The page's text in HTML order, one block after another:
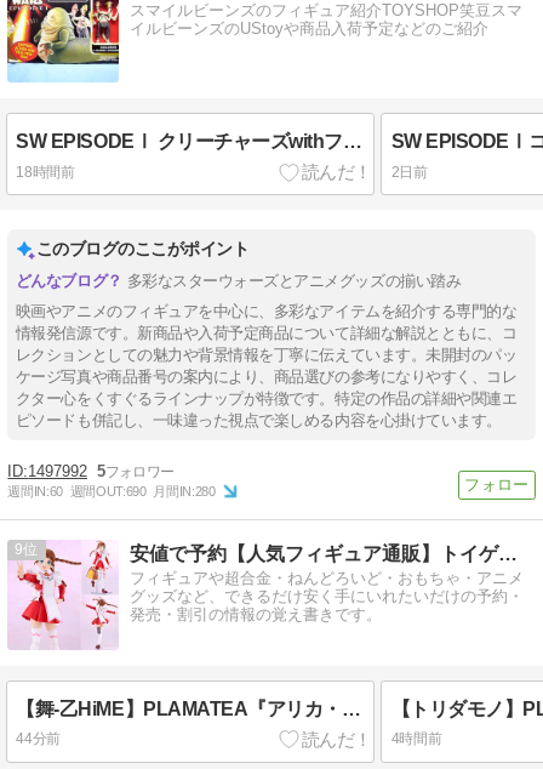
スマイルビーンズのフィギュア紹介TOYSHOP笑豆スマ
イルビーンズのUStoyや商品入荷予定などのご紹介
SW EPISODEⅠ クリーチャーズwithフィギュア ジャバ・ザ・ハットwithアナウンサー（日本語版）
18時間前 2日前
このブログのここがポイント
多彩なスターウォーズとアニメグッズの揃い踏み
映画やアニメのフィギュアを中心に、多彩なアイテムを紹介する専門的な
情報発信源です。新商品や入荷予定商品について詳細な解説とともに、コ
レクションとしての魅力や背景情報を丁寧に伝えています。未開封のパッ
ケージ写真や商品番号の案内により、商品選びの参考になりやすく、コレ
クター心をくすぐるラインナップが特徴です。特定の作品の詳細や関連エ
ピソードも併記し、一味違った視点で楽しめる内容を心掛けています。
1497992 5
週間IN:60 週間OUT:690 月間IN:280
9 安値で予約【人気フィギュア通販】トイゲット！
フィギュアや超合金・ねんどろいど・おもちゃ・アニメ
グッズなど、できるだけ安く手にいれたいだけの予約・
発売・割引の情報の覚え書きです。
【舞-乙HiME】PLAMATEA『アリカ・ユメミヤ』プラモデル予約【グッドスマイルカンパニー】より2027年4月発売予定♪
44分前 4時間前